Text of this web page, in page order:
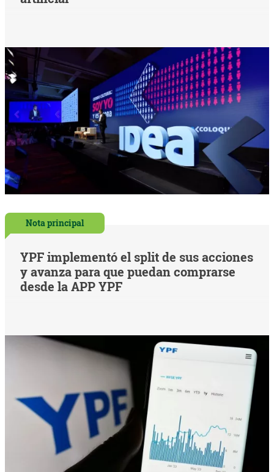
Nota principal
YPF implementó el split de sus acciones
y avanza para que puedan comprarse
desde la APP YPF